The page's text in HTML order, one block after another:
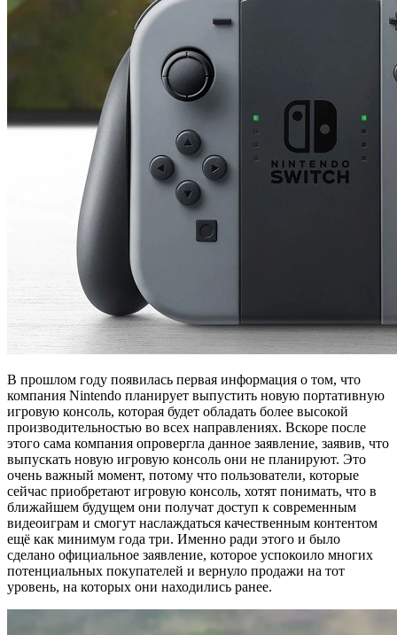
В прошлом году появилась первая информация о том, что
компания Nintendo планирует выпустить новую портативную
игровую консоль, которая будет обладать более высокой
производительностью во всех направлениях. Вскоре после
этого сама компания опровергла данное заявление, заявив, что
выпускать новую игровую консоль они не планируют. Это
очень важный момент, потому что пользователи, которые
сейчас приобретают игровую консоль, хотят понимать, что в
ближайшем будущем они получат доступ к современным
видеоиграм и смогут наслаждаться качественным контентом
ещё как минимум года три. Именно ради этого и было
сделано официальное заявление, которое успокоило многих
потенциальных покупателей и вернуло продажи на тот
уровень, на которых они находились ранее.